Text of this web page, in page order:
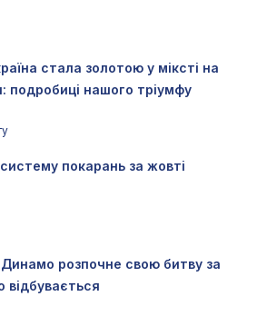
стала золотою у міксті на
подробиці нашого тріумфу
покарань за жовті
Динамо розпочне свою битву за
відбувається